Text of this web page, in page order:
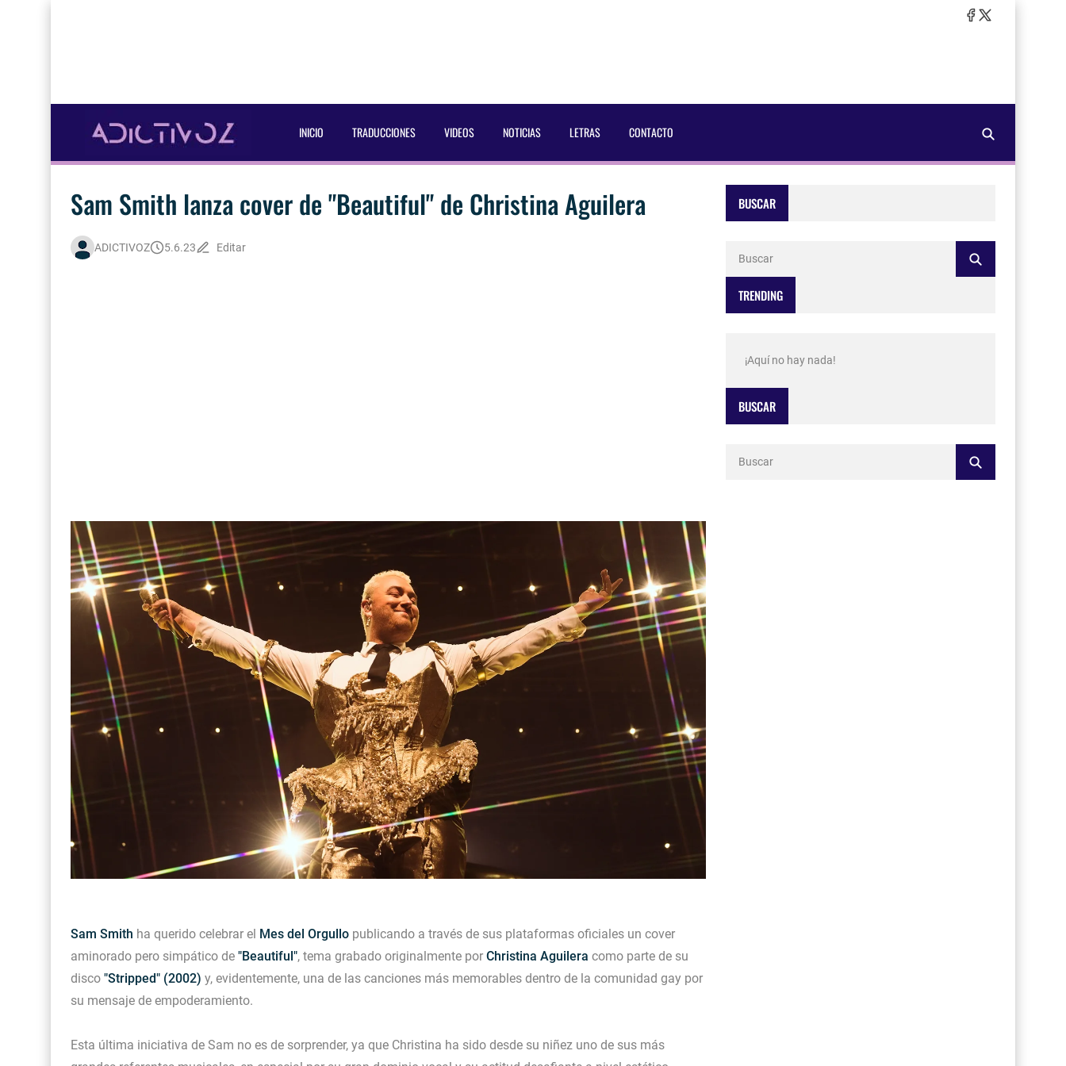
INICIO TRADUCCIONES VIDEOS NOTICIAS LETRAS CONTACTO
Sam Smith lanza cover de "Beautiful" de Christina Aguilera
ADICTIVOZ 5.6.23 Editar
Sam Smith ha querido celebrar el Mes del Orgullo publicando a través de sus plataformas oficiales un cover
aminorado pero simpático de "Beautiful", tema grabado originalmente por Christina Aguilera como parte de su
disco "Stripped" (2002) y, evidentemente, una de las canciones más memorables dentro de la comunidad gay por
su mensaje de empoderamiento.
Esta última iniciativa de Sam no es de sorprender, ya que Christina ha sido desde su niñez uno de sus más
BUSCAR
TRENDING
¡Aquí no hay nada!
BUSCAR